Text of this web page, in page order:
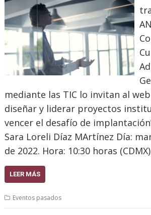
mediante las TIC lo invitan al
diseñar y liderar proyectos
vencer el desafío de
Sara Loreli Díaz MArtínez Día:
de 2022. Hora: 10:30 horas
LEER MÁS
Eventos pasados